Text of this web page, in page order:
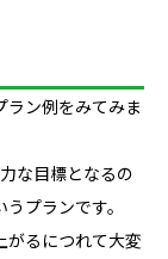
ラン例をみてみま
な目標となるの
プランです。
がるにつれて大変